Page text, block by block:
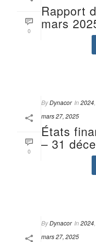
0
Rapport
mars
0
ByDynacor In 2024
mars 27, 2025
États
– 31
ByDynacor In 2024
mars 27, 2025